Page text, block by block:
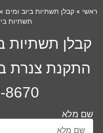
ראשי » קבלן תשתיות ביוב ומים »
תשתיות
קבלן תשתיות
התקנת צנרת
8670
שם מלא